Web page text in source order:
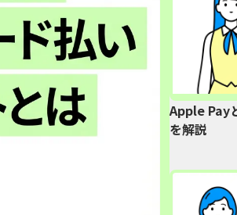
Apple Pay
を解説